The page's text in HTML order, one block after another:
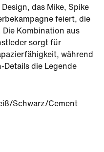
das Mike, Spike
feiert, die
Kombination aus
sorgt für
während
Details die Legende
Schwarz/Cement